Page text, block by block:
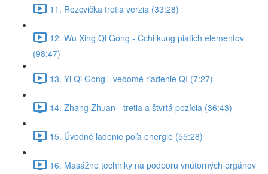
11. Rozcvička tretia verzia (33:28)
12. Wu Xing Qi Gong - Čchi kung piatich elementov
(98:47)
13. Yi Qi Gong - vedomé riadenie QI (7:27)
14. Zhang Zhuan - tretia a štvrtá pozícia (36:43)
15. Úvodné ladenie poľa energie (55:28)
16. Masážne techniky na podporu vnútorných orgánov